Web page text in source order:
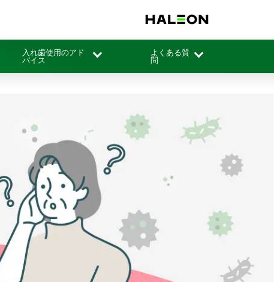
入れ歯使用のアド
バイス
よくある質
問